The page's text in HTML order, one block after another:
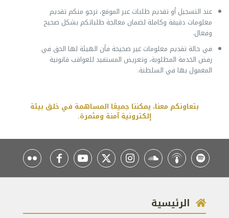
عند التسجيل أو تقديم طلبات عبر الموقع، نرجو منكم تقديم
معلومات دقيقة وكاملة لضمان معالجة طلباتكم بشكل صحيح
وفعال.
في حالة تقديم معلومات غير صحيحة فأن الهيئة لها الحق في
رفض الخدمة المطلوبة، وتعريض المستفيد للعواقب قانونية
المعمول بها في السلطنة.
بتعاونكم معنا، يمكننا جميعًا المساهمة في خلق بيئة
إلكترونية آمنة ومثمرة.
الرئيسية